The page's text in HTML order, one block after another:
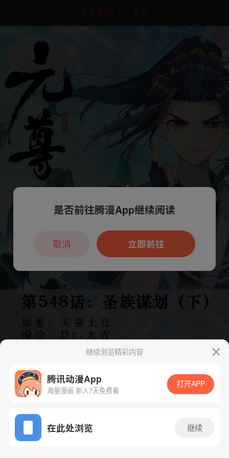
点击加载上一章节
App免费看
继续浏览精彩内容
腾讯动漫App
海量漫画 新人7天免费看
打开APP
在此处浏览 继续
本章节仅支持App阅读，可打开App新用
户7天免费看
是否前往腾漫App继续阅读
立即前往
取消